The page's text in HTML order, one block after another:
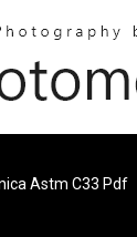
Astm C33 Pdf